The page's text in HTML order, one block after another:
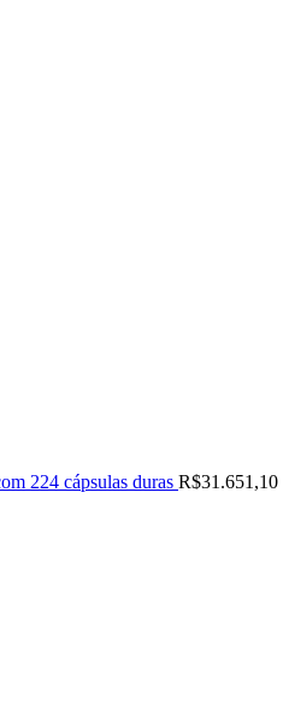
224 cápsulas duras R$31.651,10